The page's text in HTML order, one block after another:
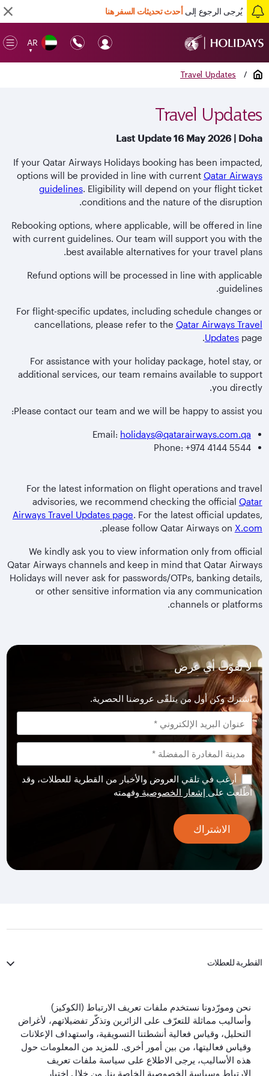
يُرجى الرجوع إلىأحدث تحديثات السفر هنا
AR
▼
الصفحة الرئيسية /
Travel Updates
Travel Updates
Last Update 16 May 2026 | Doha
If your Qatar Airways Holidays booking has been impacted,
options will be provided in line with current Qatar Airways
guidelines. Eligibility will depend on your flight ticket
conditions and the nature of the disruption.
Rebooking options, where applicable, will be offered in line
with current guidelines. Our team will support you with the
best available alternatives for your travel plans.
Refund options will be processed in line with applicable
guidelines.
For flight-specific updates, including schedule changes or
cancellations, please refer to the Qatar Airways Travel
Updatespage.
For assistance with your holiday package, hotel stay, or
additional services, our team remains available to support
you directly.
Please contact our team and we will be happy to assist you:
Email: holidays@qatarairways.com.qa
Phone: +974 4144 5544
For the latest information on flight operations and travel
advisories, we recommend checking the official Qatar
Airways Travel Updates page. For the latest official updates,
please follow Qatar Airways on X.com
.
We kindly ask you to view information only from official
Qatar Airways channels and keep in mind that Qatar Airways
Holidays will never ask for passwords/OTPs, banking details,
or other sensitive information via any communication
channels or platforms.
لا تفوّت أي عرض
اشترك وكن أول من يتلقّى عروضنا الحصرية.
أرغب في تلقي العروض والأخبار من القطرية للعطلات، وقد
اطّلعت على إشعار الخصوصية وفهمته
الاشتراك
القطرية للعطلات
لنبقَ على تواصل
نحن ومورّدونا نستخدم ملفات تعريف الارتباط (الكوكيز)
وأساليب مماثلة للتعرّف على الزائرين وتذكّر تفضيلاتهم، لأغراض
التحليل، وقياس فعالية أنشطتنا التسويقية، واستهداف الإعلانات
وقياس فعاليتها، من بين أمور أخرى. للمزيد من المعلومات حول
هذه الأساليب، يرجى الاطلاع على سياسة ملفات تعريف
الارتباط وسياسة الخصوصية الخاصة بنا. من خلال اختيار